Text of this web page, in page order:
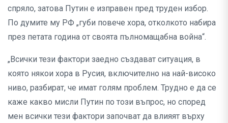
спряло, затова Путин е изправен пред труден избор.
По думите му РФ „губи повече хора, отколкото набира
през петата година от своята пълномащабна война“.
„Всички тези фактори заедно създават ситуация, в
която някои хора в Русия, включително на най-високо
ниво, разбират, че имат голям проблем. Трудно е да се
каже какво мисли Путин по този въпрос, но според
мен всички тези фактори започват да влияят върху